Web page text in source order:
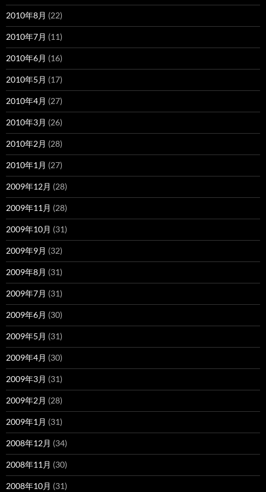
2010年8月 (22)
2010年7月 (11)
2010年6月 (16)
2010年5月 (17)
2010年4月 (27)
2010年3月 (26)
2010年2月 (28)
2010年1月 (27)
2009年12月 (28)
2009年11月 (28)
2009年10月 (31)
2009年9月 (32)
2009年8月 (31)
2009年7月 (31)
2009年6月 (30)
2009年5月 (31)
2009年4月 (30)
2009年3月 (31)
2009年2月 (28)
2009年1月 (31)
2008年12月 (34)
2008年11月 (30)
2008年10月 (31)